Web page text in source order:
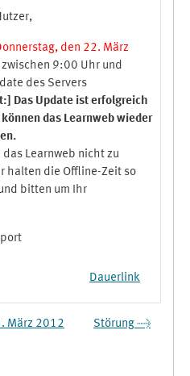
den 22. März
zwischen 9:00 Uhr und
des Servers
Das Update ist erfolgreich
das Learnweb wieder
das Learnweb nicht zu
halten die Offline-Zeit so
bitten um Ihr
Dauerlink
März 2012 Störung →